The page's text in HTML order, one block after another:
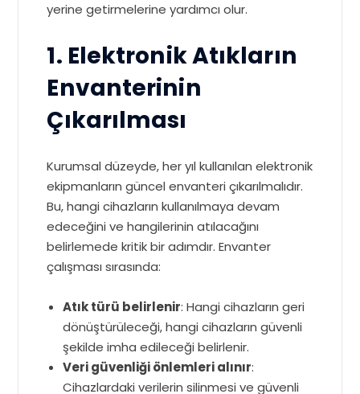
yerine getirmelerine yardımcı olur.
1. Elektronik Atıkların
Envanterinin
Çıkarılması
Kurumsal düzeyde, her yıl kullanılan elektronik
ekipmanların güncel envanteri çıkarılmalıdır.
Bu, hangi cihazların kullanılmaya devam
edeceğini ve hangilerinin atılacağını
belirlemede kritik bir adımdır. Envanter
çalışması sırasında:
Atık türü belirlenir: Hangi cihazların geri
dönüştürüleceği, hangi cihazların güvenli
şekilde imha edileceği belirlenir.
Veri güvenliği önlemleri alınır:
Cihazlardaki verilerin silinmesi ve güvenli